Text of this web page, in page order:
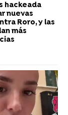
hackeada
nuevas
Roro, y las
más